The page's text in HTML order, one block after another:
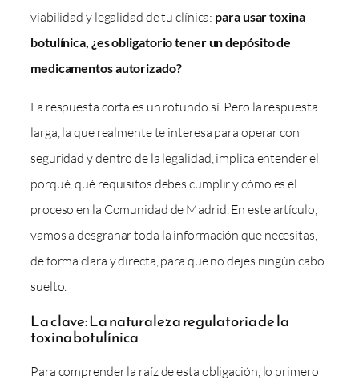
viabilidad y legalidad de tu clínica: para usar toxina
botulínica, ¿es obligatorio tener un depósito de
medicamentos autorizado?
La respuesta corta es un rotundo sí. Pero la respuesta
larga, la que realmente te interesa para operar con
seguridad y dentro de la legalidad, implica entender el
porqué, qué requisitos debes cumplir y cómo es el
proceso en la Comunidad de Madrid. En este artículo,
vamos a desgranar toda la información que necesitas,
de forma clara y directa, para que no dejes ningún cabo
suelto.
La clave: La naturaleza regulatoria de la
toxina botulínica
Para comprender la raíz de esta obligación, lo primero